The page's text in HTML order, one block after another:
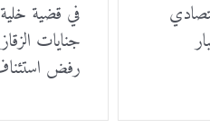
في قضية
رفض